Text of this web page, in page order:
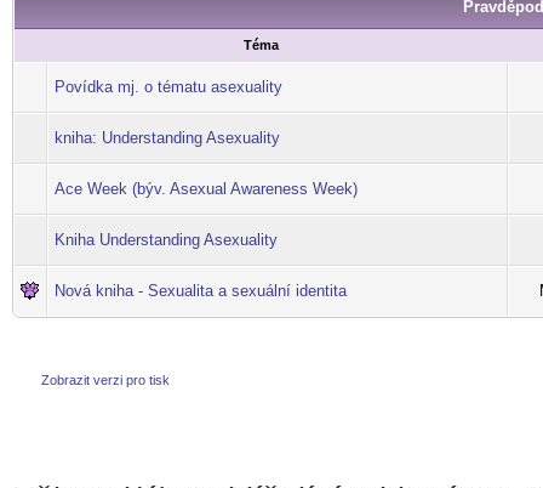
Téma
Povídka mj. o tématu asexuality
kniha: Understanding Asexuality
Ace Week (býv. Asexual Awareness Week)
Kniha Understanding Asexuality
Nová kniha - Sexualita a sexuální identita
Zobrazit verzi pro tisk